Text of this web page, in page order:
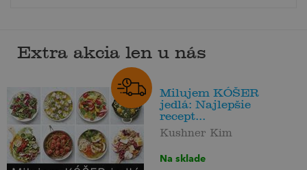
Extra akcia len u nás
Milujem KÓŠER
jedlá: Najlepšie
recept...
Kushner Kim
Na sklade